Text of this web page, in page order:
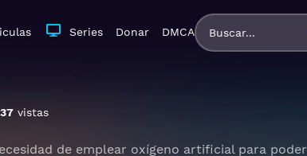
Series Donar DMCA
vistas
de emplear oxígeno artificial para poder